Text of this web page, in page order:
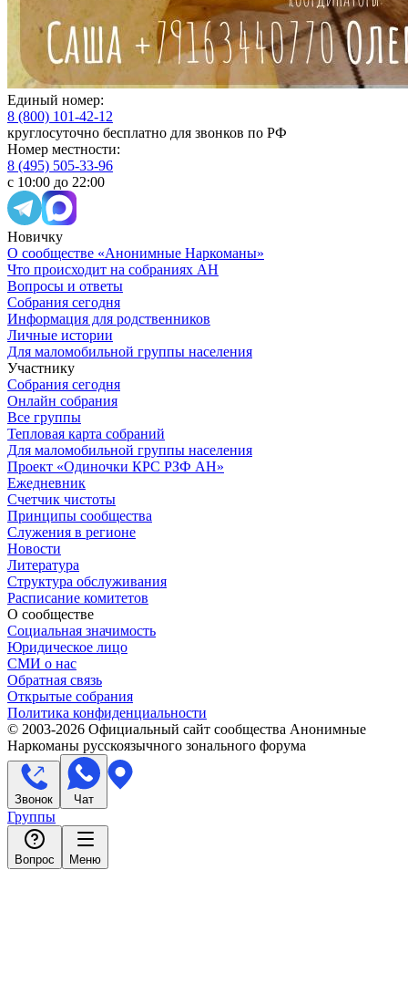
Единый номер:
8 (800) 101-42-12
круглосуточно бесплатно для звонков по РФ
Номер местности:
8 (495) 505-33-96
с 10:00 до 22:00
Новичку
О сообществе «Анонимные Наркоманы»
Что происходит на собраниях АН
Вопросы и ответы
Собрания сегодня
Информация для родственников
Личные истории
Для маломобильной группы населения
Участнику
Собрания сегодня
Онлайн собрания
Все группы
Тепловая карта собраний
Для маломобильной группы населения
Проект «Одиночки КРС РЗФ АН»
Ежедневник
Счетчик чистоты
Принципы сообщества
Служения в регионе
Новости
Литература
Структура обслуживания
Расписание комитетов
О сообществе
Социальная значимость
Юридическое лицо
СМИ о нас
Обратная связь
Открытые собрания
Политика конфиденциальности
© 2003-2026 Официальный сайт сообщества Анонимные
Наркоманы русскоязычного зонального форума
Звонок Чат
Группы
Вопрос Меню